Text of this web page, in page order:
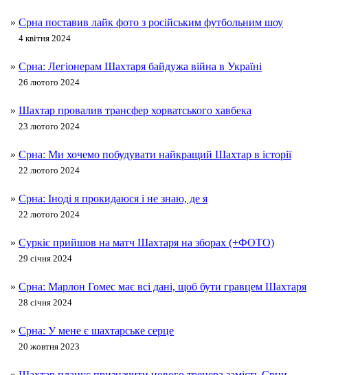
» Срна поставив лайк фото з російським футбольним шоу
4 квітня 2024
» Срна: Легіонерам Шахтаря байдужа війна в Україні
26 лютого 2024
» Шахтар провалив трансфер хорватського хавбека
23 лютого 2024
» Срна: Ми хочемо побудувати найкращий Шахтар в історії
22 лютого 2024
» Срна: Іноді я прокидаюся і не знаю, де я
22 лютого 2024
» Суркіс прийшов на матч Шахтаря на зборах (+ФОТО)
29 січня 2024
» Срна: Марлон Гомес має всі дані, щоб бути гравцем Шахтаря
28 січня 2024
» Срна: У мене є шахтарське серце
20 жовтня 2023